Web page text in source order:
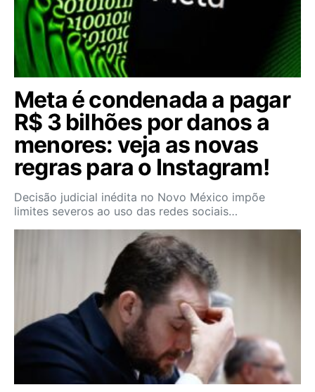
Meta é condenada a pagar
R$ 3 bilhões por danos a
menores: veja as novas
regras para o Instagram!
Decisão judicial inédita no Novo México impõe
limites severos ao uso das redes sociais…